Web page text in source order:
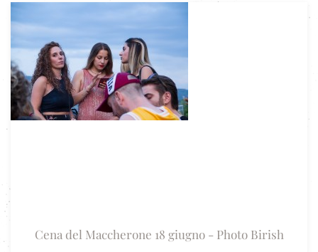
Cena del Maccherone 18 giugno - Photo Birish